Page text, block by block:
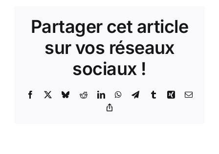
Partager cet article
sur vos réseaux
sociaux !
Facebook BlueskyRedditLinkedInWhatsApp
TelegramTumblrXing Email